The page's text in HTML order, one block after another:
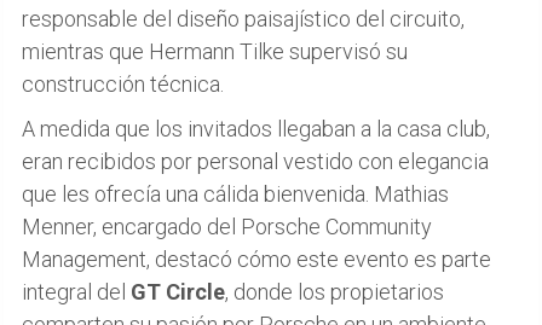
responsable del diseño paisajístico del circuito,
mientras que Hermann Tilke supervisó su
construcción técnica.
A medida que los invitados llegaban a la casa club,
eran recibidos por personal vestido con elegancia
que les ofrecía una cálida bienvenida. Mathias
Menner, encargado del Porsche Community
Management, destacó cómo este evento es parte
integral del GT Circle, donde los propietarios